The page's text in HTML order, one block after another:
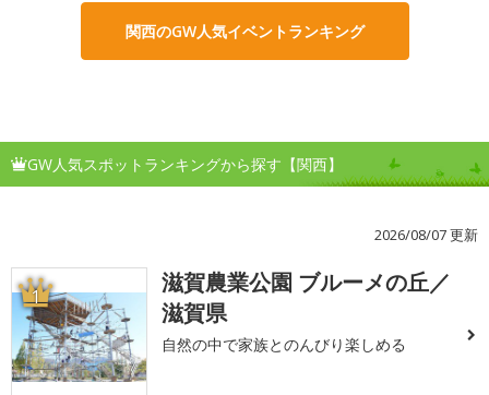
関西のGW人気イベントランキング
GW人気スポットランキングから探す【関西】
2026/08/07 更新
1
滋賀農業公園 ブルーメの丘／
滋賀県
自然の中で家族とのんびり楽しめる